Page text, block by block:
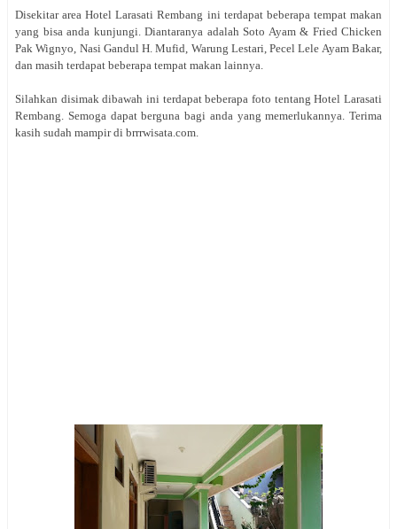
Disekitar area Hotel Larasati Rembang ini terdapat beberapa tempat makan
yang bisa anda kunjungi. Diantaranya adalah Soto Ayam & Fried Chicken
Pak Wignyo, Nasi Gandul H. Mufid, Warung Lestari, Pecel Lele Ayam Bakar,
dan masih terdapat beberapa tempat makan lainnya.
Silahkan disimak dibawah ini terdapat beberapa foto tentang Hotel Larasati
Rembang. Semoga dapat berguna bagi anda yang memerlukannya. Terima
kasih sudah mampir di brrrwisata.com.